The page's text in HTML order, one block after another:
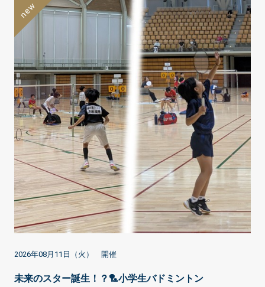
2026年08月11日（火） 開催
未来のスター誕生！？🏸小学生バドミントン